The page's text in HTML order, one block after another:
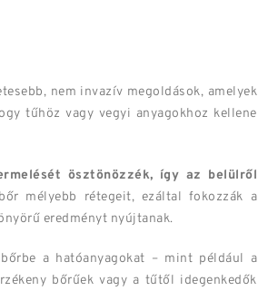
nem invazív megoldások, amelyek
tűhöz vagy vegyi anyagokhoz kellene
ösztönözzék, így az belülről
mélyebb rétegeit, ezáltal fokozzák a
eredményt nyújtanak.
a hatóanyagokat – mint például a
bőrűek vagy a tűtől idegenkedők